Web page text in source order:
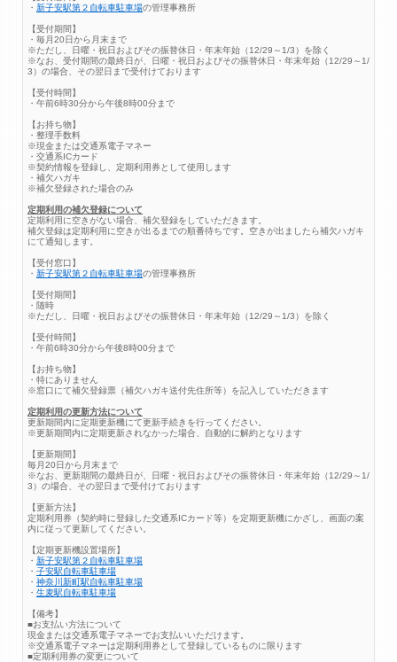
・ 新子安駅第２自転車駐車場の管理事務所
【受付期間】
・毎月20日から月末まで
※ただし、日曜・祝日およびその振替休日・年末年始（12/29～1/3）を除く
※なお、受付期間の最終日が、日曜・祝日およびその振替休日・年末年始（12/29～1/
3）の場合、その翌日まで受付けております
【受付時間】
・午前6時30分から午後8時00分まで
【お持ち物】
・整理手数料
※現金または交通系電子マネー
・交通系ICカード
※契約情報を登録し、定期利用券として使用します
・補欠ハガキ
※補欠登録された場合のみ
定期利用の補欠登録について
定期利用に空きがない場合、補欠登録をしていただきます。
補欠登録は定期利用に空きが出るまでの順番待ちです。空きが出ましたら補欠ハガキ
にて通知します。
【受付窓口】
・ 新子安駅第２自転車駐車場の管理事務所
【受付期間】
・随時
※ただし、日曜・祝日およびその振替休日・年末年始（12/29～1/3）を除く
【受付時間】
・午前6時30分から午後8時00分まで
【お持ち物】
・特にありません
※窓口にて補欠登録票（補欠ハガキ送付先住所等）を記入していただきます
定期利用の更新方法について
更新期間内に定期更新機にて更新手続きを行ってください。
※更新期間内に定期更新されなかった場合、自動的に解約となります
【更新期間】
毎月20日から月末まで
※なお、更新期間の最終日が、日曜・祝日およびその振替休日・年末年始（12/29～1/
3）の場合、その翌日まで受付けております
【更新方法】
定期利用券（契約時に登録した交通系ICカード等）を定期更新機にかざし、画面の案
内に従って更新してください。
【定期更新機設置場所】
・ 新子安駅第２自転車駐車場
・ 子安駅自転車駐車場
・ 神奈川新町駅自転車駐車場
・ 生麦駅自転車駐車場
【備考】
■お支払い方法について
現金または交通系電子マネーでお支払いいただけます。
※交通系電子マネーは定期利用券として登録しているものに限ります
■定期利用券の変更について